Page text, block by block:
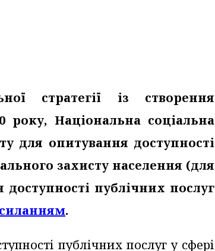
стратегії із створення
року, Національна соціальна
для опитування доступності
захисту населення (для
доступності публічних послуг
.
публічних послуг у сфері